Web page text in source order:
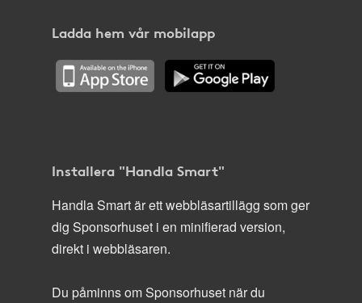
Ladda hem vår mobilapp
Installera "Handla Smart"
Handla Smart är ett webbläsartillägg som ger
dig Sponsorhuset i en minifierad version,
direkt i webbläsaren.
Du påminns om Sponsorhuset när du